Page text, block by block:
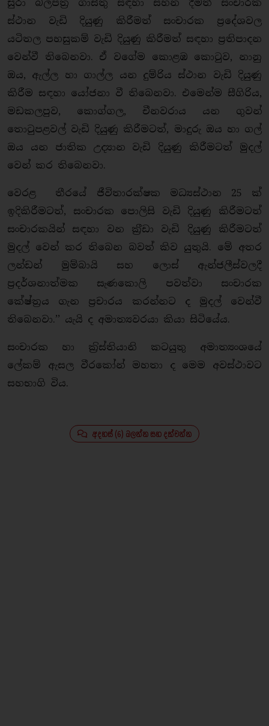
සුරා බලපත‍්‍ර ගාස්තු සඳහා සහන දීමත් සංචාරක
ස්ථාන වැඩි දියුණු කිරීමත් සංචාරක ප‍්‍රදේශවල
යටිතල පහසුකම් වැඩි දියුණු කිරීමත් සඳහා ප‍්‍රතිපාදන
වෙන්වී තිබෙනවා. ඒ වගේම කොළඹ කොටුව, නානු
ඔය, ඇල්ල හා ගාල්ල යන දුම්රිය ස්ථාන වැඩි දියුණු
කිරීම සඳහා යෝජනා වී තිබෙනවා. එමෙන්ම සීගිරිය,
මඩකලපුව, කොග්ගල, චීනවරාය යන ගුවන්
තොටුපළවල් වැඩි දියුණු කිරීමටත්, මාදුරු ඔය හා ගල්
ඔය යන ජාතික උද්‍යාන වැඩි දියුණු කිරීමටත් මුදල්
වෙන් කර තිබෙනවා.
වෙරළ තීරයේ ජීවිතාරක්ෂක මධ්‍යස්ථාන 25 ක්
ඉදිකිරීමටත්, සංචාරක පොලිසි වැඩි දියුණු කිරීමටත්
සංචාරකයින් සඳහා වන ක‍්‍රීඩා වැඩි දියුණු කිරීමටත්
මුදල් වෙන් කර තිබෙන බවත් කිව යුතුයි. මේ අතර
ලන්ඩන් මුම්බායි සහ ලොස් ඇන්ජලීස්වලදී
ප‍්‍රදර්ශනාත්මක සැණකොලි පවත්වා සංචාරක
කේෂ්ත‍්‍රය ගැන ප‍්‍රචාරය කරන්නට ද මුදල් වෙන්වී
තිබෙනවා.’’ යැයි ද අමාත්‍යවරයා කියා සිටියේය.
සංචාරක හා ක‍්‍රිස්තියානි කටයුතු අමාත්‍යංශයේ
ලේකම් ඇසල වීරකෝන් මහතා ද මෙම අවස්ථාවට
සහභාගි විය.
අදහස් (6) බලන්න සහ දක්වන්න